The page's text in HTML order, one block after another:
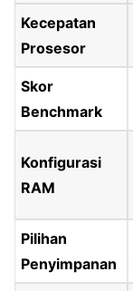
Kecepatan
Prosesor
Skor
Benchmark
Konfigurasi
RAM
Pilihan
Penyimpanan